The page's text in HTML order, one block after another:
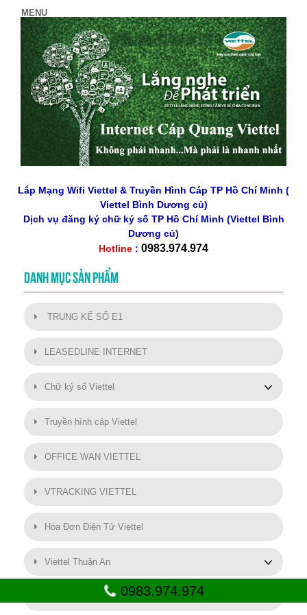
Lắp Mạng Wifi Viettel & Truyền Hình Cáp TP Hồ Chí Minh (
Viettel Bình Dương củ)
Dịch vụ đăng ký chữ ký số TP Hồ Chí Minh (Viettel Bình
Dương củ)
Hotline : 0983.974.974
DANH MỤC SẢN PHẨM
TRUNG KẾ SỐ E1
LEASEDLINE INTERNET
Chữ ký số Viettel
Truyền hình cáp Viettel
OFFICE WAN VIETTEL
VTRACKING VIETTEL
Hóa Đơn Điện Tử Viettel
Viettel Thuận An
SMART MOTOR VIETTEL0983.974.974